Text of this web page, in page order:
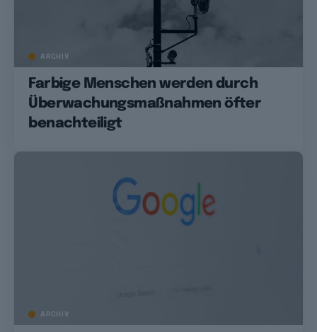
ARCHIV
Farbige Menschen werden durch
Überwachungsmaßnahmen öfter
benachteiligt
ARCHIV